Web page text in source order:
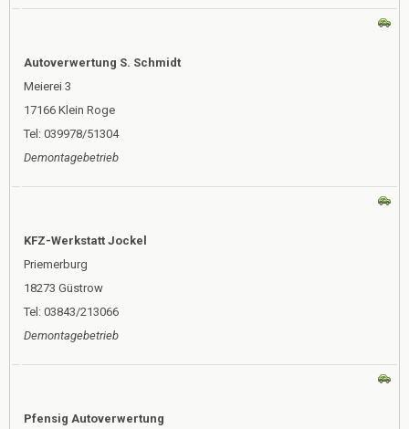
Autoverwertung S. Schmidt
Meierei 3
17166 Klein Roge
Tel: 039978/51304
Demontagebetrieb
KFZ-Werkstatt Jockel
Priemerburg
18273 Güstrow
Tel: 03843/213066
Demontagebetrieb
Pfensig Autoverwertung